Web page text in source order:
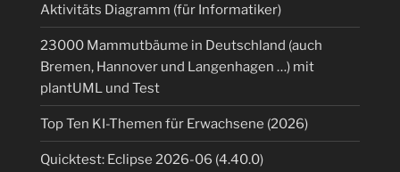
Aktivitäts Diagramm (für Informatiker)
23000 Mammutbäume in Deutschland (auch
Bremen, Hannover und Langenhagen …) mit
plantUML und Test
Top Ten KI-Themen für Erwachsene (2026)
Quicktest: Eclipse 2026-06 (4.40.0)